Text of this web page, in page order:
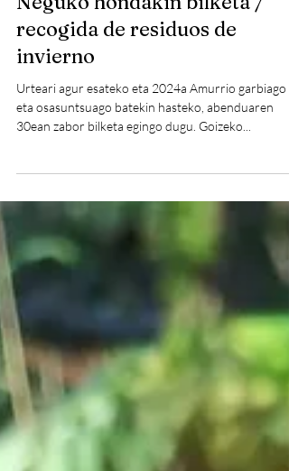
Dec 28, 2023
Neguko hondakin bilketa /
invierno
Urteari agur esateko eta 2024a Amurrio garbiago
30ean zabor bilketa egingo dugu. Goizeko...